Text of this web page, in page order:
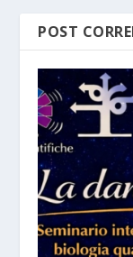
POST